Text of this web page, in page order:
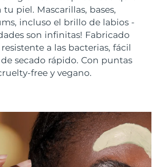
piel. Mascarillas, bases,
incluso el brillo de labios -
son infinitas! Fabricado
a las bacterias, fácil
secado rápido. Con puntas
free y vegano.